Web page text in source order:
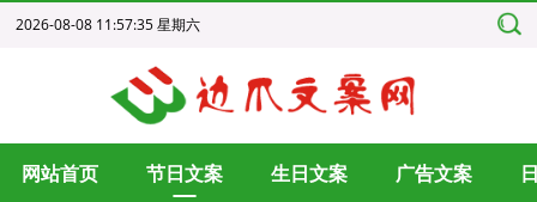
2026-08-08 11:57:35 星期六
网站首页 节日文案 生日文案 广告文案